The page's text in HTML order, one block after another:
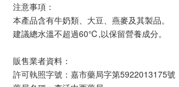
注意事項：
本產品含有牛奶類、大豆、燕麥及其製品。
建議總水溫不超過60℃,以保留營養成分。
販售業者資料：
許可執照字號：嘉市藥局字第5922013175號